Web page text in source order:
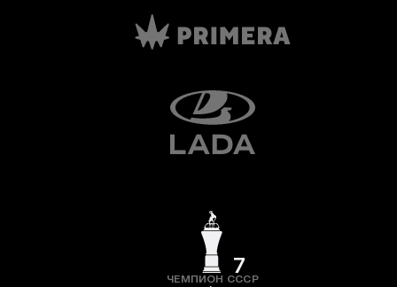
7
ЧЕМПИОН СССР